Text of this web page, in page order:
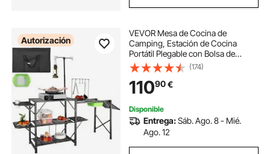
Autorización
VEVOR Mesa de Cocina de
Camping, Estación de Cocina
Portátil Plegable con Bolsa de
Transporte, Mesa de Camping de
Aluminio 174 x 50 x 160 cm para
Pícnics al Aire libre, Barbacoas,
Camping
(174)
11090€
Disponible
Entrega:Sáb. Ago. 8 - Mié.
Ago. 12